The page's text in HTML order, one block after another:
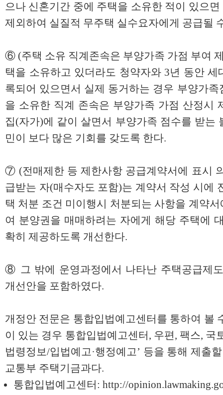
으나 신혼기간 중에 주택을 소유한 적이 있으
제외하여 실질적 무주택 실수요자에게 공급될
⑥ (주택 소유 직계존속은 부양가족 가점 부여
택을 소유하고 있더라도 청약자와 3년 동안
록되어 있으면서 실제 동거하는 경우 부양가
을 소유한 직계 존속은 부양가족 가점 산정시
집(자가)에 같이 살면서 부양가족 점수를 받는
민이 보다 많은 기회를 갖도록 한다.
⑦ (전매제한 등 제한사항 공급계약서에 표시
급받는 자(매수자도 포함)는 계약서 작성 시에
택 처분 조건 미이행시 처분되는 사항을 계약
여 분양권을 매매하려는 자에게 해당 주택에
확히 제공하도록 개선한다.
⑧ 그 밖에 운영과정에서 나타난 주택공급제
개선안을 포함하였다.
개정안 전문은 통합입법예고센터를 통하여 볼
이 있는 경우 통합입법예고센터, 우편, 팩스, 국
법령정보/입법예고·행정예고’ 등을 통해 제출
교통부 주택기금과다.
통합입법예고센터: http://